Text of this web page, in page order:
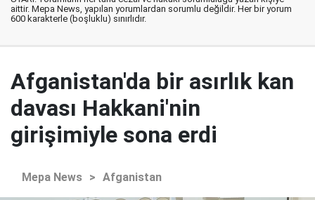
aittir. Mepa News, yapılan yorumlardan sorumlu değildir. Her bir yorum
600 karakterle (boşluklu) sınırlıdır.
Afganistan'da bir asırlık kan
davası Hakkani'nin
girişimiyle sona erdi
Mepa News > Afganistan